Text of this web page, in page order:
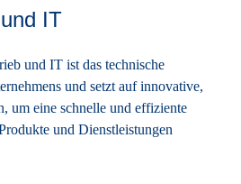
IT
und IT ist das technische
und setzt auf innovative,
um eine schnelle und effiziente
und Dienstleistungen